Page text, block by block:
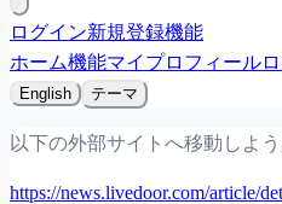
ログイン新規登録機能
ホーム機能マイプロフィール
English テーマ
以下の外部サイトへ移動しよ
https://news.livedoor.com/article/